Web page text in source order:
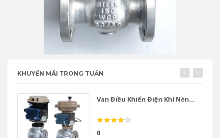
KHUYẾN MÃI TRONG TUẦN
Van Điều Khiển Điện Khí Nén...
0